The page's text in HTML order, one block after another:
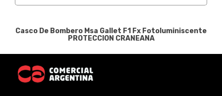
Casco De Bombero Msa Gallet F1 Fx Fotoluminiscente
PROTECCION CRANEANA